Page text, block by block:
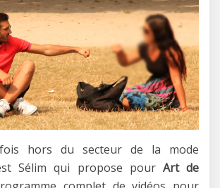
hors du secteur de la mode
Sélim qui propose pour Art de